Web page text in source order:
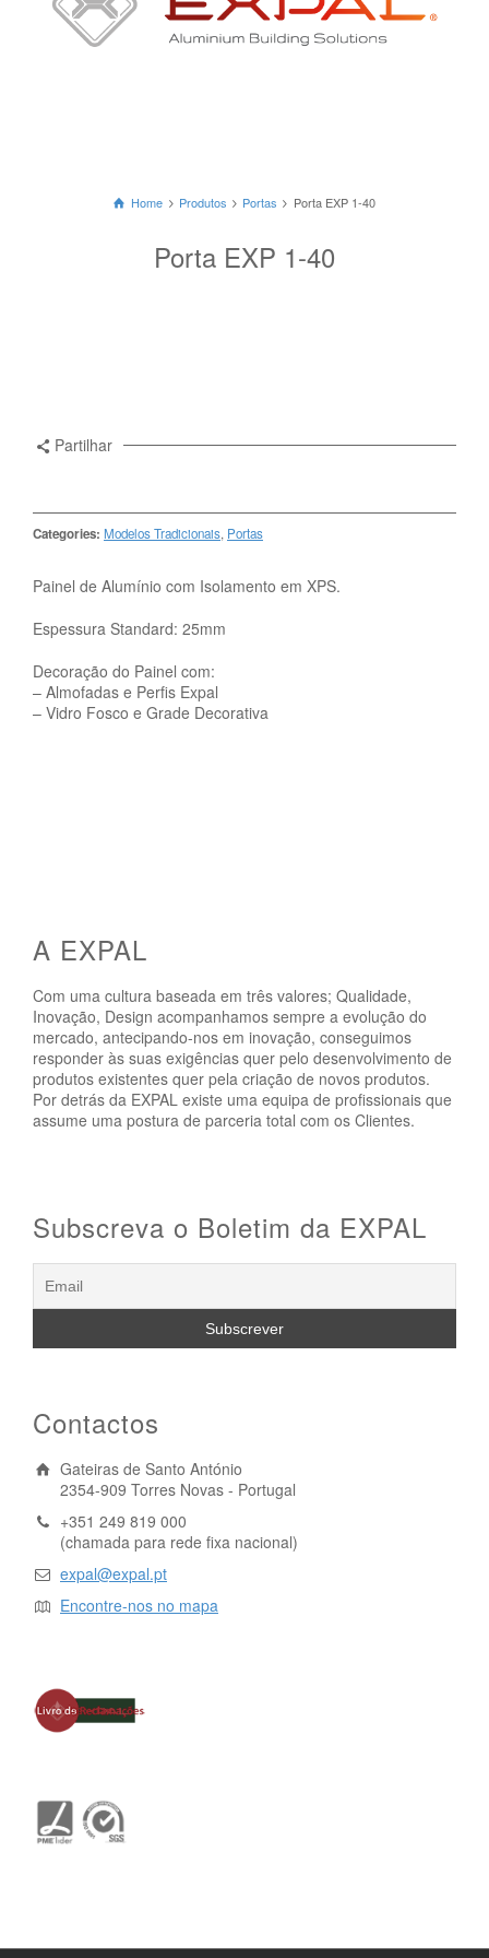
Home Produtos Portas Porta EXP 1-40
Porta EXP 1-40
Partilhar
Categories: Modelos Tradicionais, Portas
Painel de Alumínio com Isolamento em XPS.
Espessura Standard: 25mm
Decoração do Painel com:
– Almofadas e Perfis Expal
– Vidro Fosco e Grade Decorativa
A EXPAL
Com uma cultura baseada em três valores; Qualidade,
Inovação, Design acompanhamos sempre a evolução do
mercado, antecipando-nos em inovação, conseguimos
responder às suas exigências quer pelo desenvolvimento de
produtos existentes quer pela criação de novos produtos.
Por detrás da EXPAL existe uma equipa de profissionais que
assume uma postura de parceria total com os Clientes.
Subscreva o Boletim da EXPAL
Contactos
Gateiras de Santo António
2354-909 Torres Novas - Portugal
+351 249 819 000
(chamada para rede fixa nacional)
expal@expal.pt
Encontre-nos no mapa